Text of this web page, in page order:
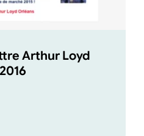
Arthur Loyd